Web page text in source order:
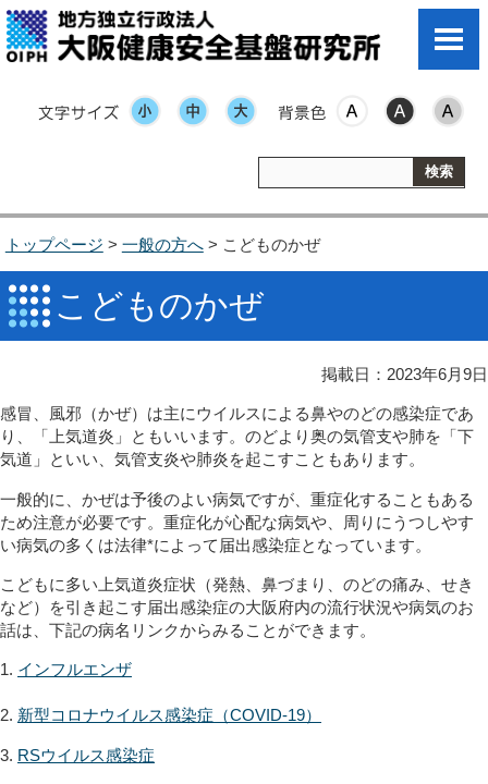
文字サイズ 表示色
トップページ > 一般の方へ> こどものかぜ
こどものかぜ
掲載日：2023年6月9日
感冒、風邪（かぜ）は主にウイルスによる鼻やのどの感染症であ
り、「上気道炎」ともいいます。のどより奥の気管支や肺を「下
気道」といい、気管支炎や肺炎を起こすこともあります。
一般的に、かぜは予後のよい病気ですが、重症化することもある
ため注意が必要です。重症化が心配な病気や、周りにうつしやす
い病気の多くは法律*によって届出感染症となっています。
こどもに多い上気道炎症状（発熱、鼻づまり、のどの痛み、せき
など）を引き起こす届出感染症の大阪府内の流行状況や病気のお
話は、下記の病名リンクからみることができます。
1. インフルエンザ
2. 新型コロナウイルス感染症（COVID-19）
3. RSウイルス感染症